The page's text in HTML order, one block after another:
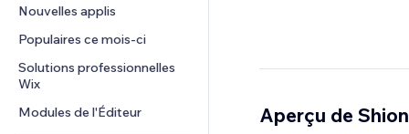
Solutions d'entreposage
Financement participatif
Alimentation et boissons
PDF
Partage de fichiers
Actualités
Services de contenu
Effets de texte
Effets sur images
Boutons et menus
Bannières et badges
Calculateurs
Rechercher
Chat
Commentaires
Téléphone
Communauté
Avis et commentaires
Nouvelles applis
Populaires ce mois‑ci
Solutions professionnelles
Wix
Modules de l'Éditeur
Aperçu de